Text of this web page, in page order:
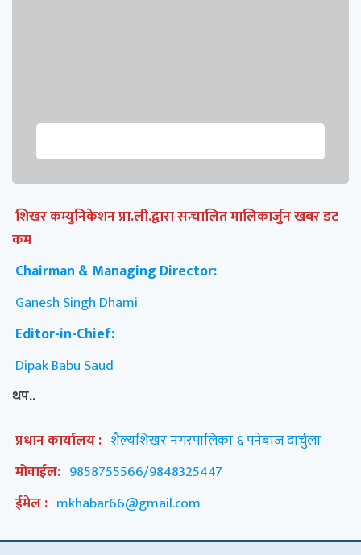
शिखर कम्युनिकेशन प्रा.ली.द्वारा सन्चालित मालिकार्जुन खबर डट
कम
Chairman & Managing Director:
Ganesh Singh Dhami
Editor-in-Chief:
Dipak Babu Saud
थप..
प्रधान कार्यालय : शैल्यशिखर नगरपालिका ६ पनेबाज दार्चुला
मोवाईल: 9858755566/9848325447
ईमेल : mkhabar66@gmail.com